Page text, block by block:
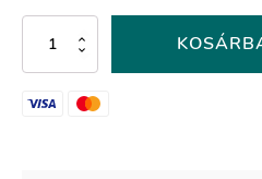
Fuchsia
Dream
színű
tört